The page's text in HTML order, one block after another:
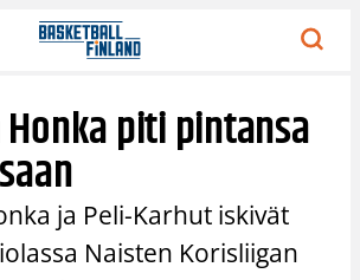
piti pintansa
ja Peli-Karhut iskivät
Naisten Korisliigan